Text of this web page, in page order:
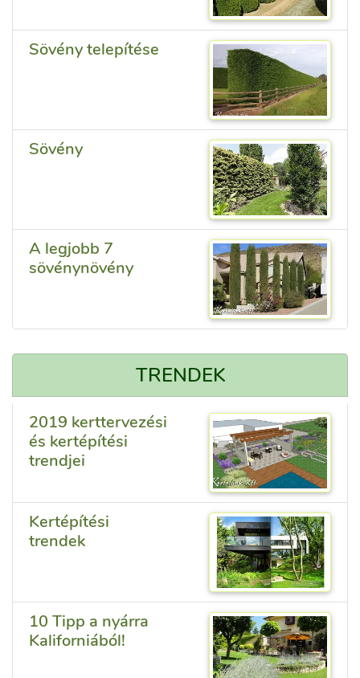
Sövény telepítése
Sövény
A legjobb 7
sövénynövény
TRENDEK
2019 kerttervezési
és kertépítési
trendjei
Kertépítési
trendek
10 Tipp a nyárra
Kaliforniából!